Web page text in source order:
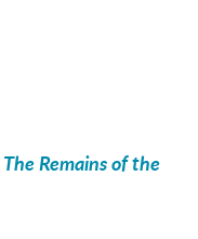
The Remains of the